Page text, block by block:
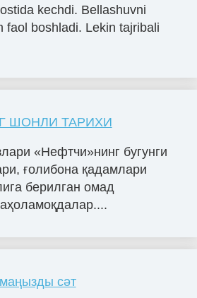
kechdi. Bellashuvni
faol boshladi. Lekin tajribali
ШОНЛИ ТАРИХИ
«Нефтчи»нинг бугунги
ғолибона қадамлари
берилган омад
сәт